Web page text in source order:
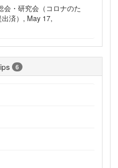
会・研究会（コロナのた
済）, May 17,
6